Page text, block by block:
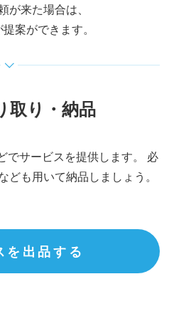
が来た場合は、
案ができます。
取り・納品
サービスを提供します。 必
も用いて納品しましょう。
を出品する